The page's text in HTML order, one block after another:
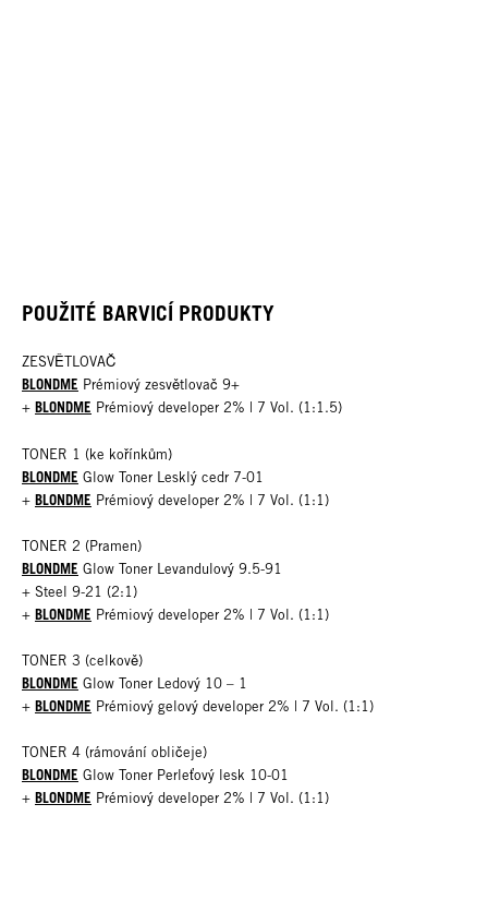
POUŽITÉ BARVICÍ PRODUKTY
ZESVĚTLOVAČ
BLONDME Prémiový zesvětlovač 9+
+ BLONDME Prémiový developer 2% | 7 Vol. (1:1.5)
TONER 1 (ke kořínkům)
BLONDME Glow Toner Lesklý cedr 7-01
+ BLONDME Prémiový developer 2% | 7 Vol. (1:1)
TONER 2 (Pramen)
BLONDME Glow Toner Levandulový 9.5-91
+ Steel 9-21 (2:1)
+ BLONDME Prémiový developer 2% | 7 Vol. (1:1)
TONER 3 (celkově)
BLONDME Glow Toner Ledový 10 – 1
+ BLONDME Prémiový gelový developer 2% | 7 Vol. (1:1)
TONER 4 (rámování obličeje)
BLONDME Glow Toner Perleťový lesk 10-01
+ BLONDME Prémiový developer 2% | 7 Vol. (1:1)